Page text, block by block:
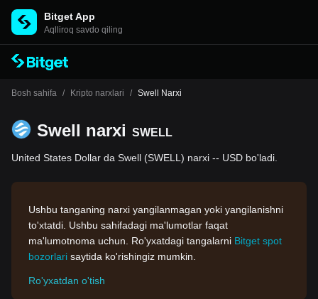
Bitget App
Aqlliroq savdo qiling
Bosh sahifa / Kripto narxlari / Swell Narxi
Swell narxi SWELL
United States Dollar da Swell (SWELL) narxi -- USD bo'ladi.
Ushbu tanganing narxi yangilanmagan yoki yangilanishni
to'xtatdi. Ushbu sahifadagi ma'lumotlar faqat
ma'lumotnoma uchun. Ro'yxatdagi tangalarni Bitget spot
bozorlari saytida ko'rishingiz mumkin.
Ro'yxatdan o'tish